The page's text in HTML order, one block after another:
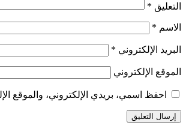
التعليق *
الاسم *
البريد الإلكتروني *
الموقع الإلكتروني
احفظ اسمي، بريدي الإلكتروني، والموقع